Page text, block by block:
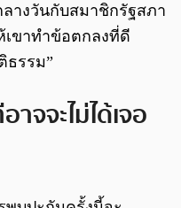
างวันกับสมาชิกรัฐสภา
ขาทำข้อตกลงที่ดี
ธรรม”
จจะไม่ได้เจอ